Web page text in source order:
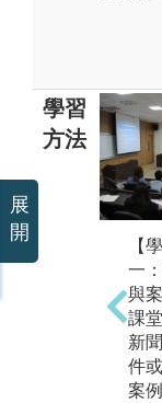
學習
方法
【
一
與
課
新
件
案
展
開